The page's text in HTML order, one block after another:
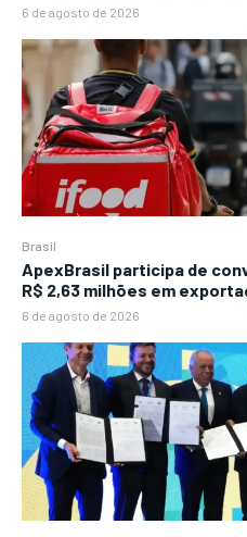
6 de agosto de 2026
Brasil
ApexBrasil participa de
R$ 2,63 milhões em
6 de agosto de 2026